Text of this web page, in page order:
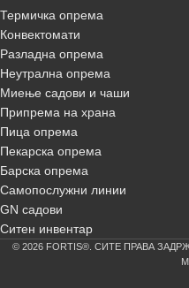
Термичка опрема
Конвектомати
Разладна опрема
Неутрална опрема
Миење садови и чаши
Припрема на храна
Пица опрема
Пекарска опрема
Барска опрема
Самопослужни линии
GN садови
Ситен инвентар
© 2026 FORTIS®. СИТЕ ПРАВА